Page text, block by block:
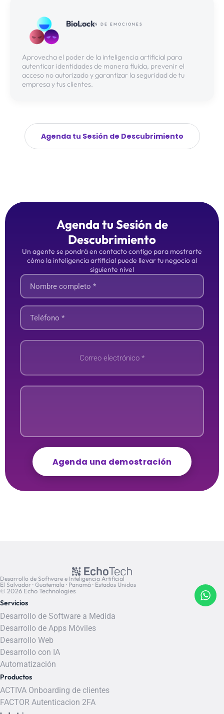
BioLock
DETECCIÓN DE EMOCIONES
Aprovecha el poder de la inteligencia artificial para
autenticar identidades de manera fluida, prevenir el
acceso no autorizado y garantizar la seguridad de tu
empresa y tus clientes.
Agenda tu Sesión de Descubrimiento
Agenda tu Sesión de
Descubrimiento
Un agente se pondrá en contacto contigo para mostrarte
cómo la inteligencia artificial puede llevar tu negocio al
siguiente nivel
Desarrollo de Software e Inteligencia Artificial
El Salvador · Guatemala · Panamá · Estados Unidos
© 2026 Echo Technologies
Servicios
Desarrollo de Software a Medida
Desarrollo de Apps Móviles
Desarrollo Web
Desarrollo con IA
Automatización
Productos
ACTIVA Onboarding de clientes
FACTOR Autenticacion 2FA